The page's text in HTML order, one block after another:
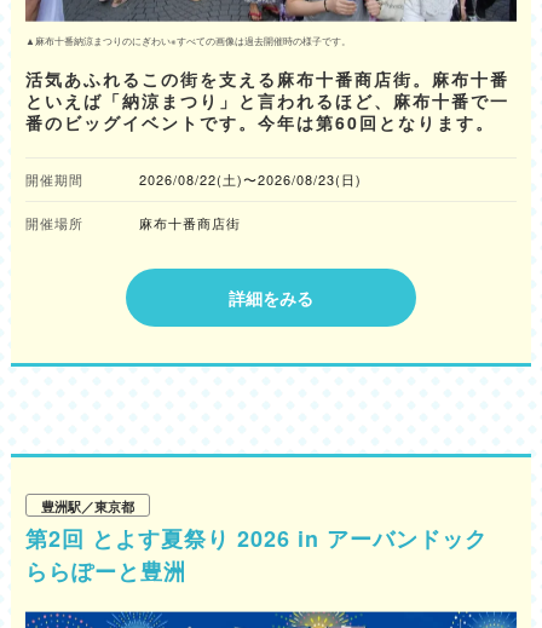
▲麻布十番納涼まつりのにぎわい※すべての画像は過去開催時の様子です。
活気あふれるこの街を支える麻布十番商店街。麻布十番
といえば「納涼まつり」と言われるほど、麻布十番で一
番のビッグイベントです。今年は第60回となります。
開催期間 2026/08/22(土)〜2026/08/23(日)
開催場所 麻布十番商店街
詳細をみる
豊洲駅／東京都
第2回 とよす夏祭り 2026 in アーバンドック
ららぽーと豊洲